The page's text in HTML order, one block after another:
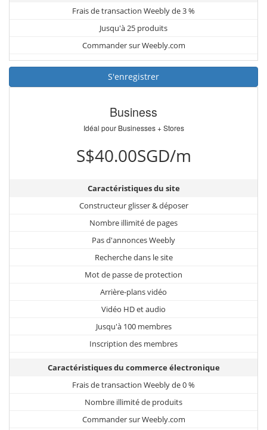
Frais de transaction Weebly de 3 %
Jusqu'à 25 produits
Commander sur Weebly.com
S'enregistrer
Business
Idéal pour Businesses + Stores
S$40.00SGD/m
Caractéristiques du site
Constructeur glisser & déposer
Nombre illimité de pages
Pas d'annonces Weebly
Recherche dans le site
Mot de passe de protection
Arrière-plans vidéo
Vidéo HD et audio
Jusqu'à 100 membres
Inscription des membres
Caractéristiques du commerce électronique
Frais de transaction Weebly de 0 %
Nombre illimité de produits
Commander sur Weebly.com